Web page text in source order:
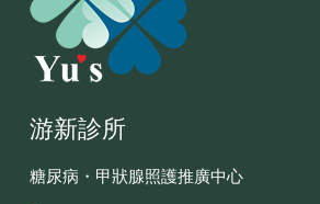
游新診所
糖尿病・甲狀腺照護推廣中心